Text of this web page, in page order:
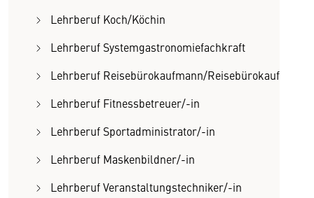
Lehrberuf Koch/Köchin
Lehrberuf Systemgastronomiefachkraft
Lehrberuf Reisebürokaufmann/Reisebürokauffrau
Lehrberuf Fitnessbetreuer/-in
Lehrberuf Sportadministrator/-in
Lehrberuf Maskenbildner/-in
Lehrberuf Veranstaltungstechniker/-in